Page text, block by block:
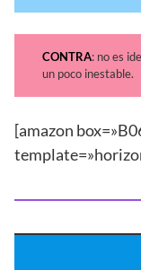
CONTRA: no es
un poco inestable.
[amazon